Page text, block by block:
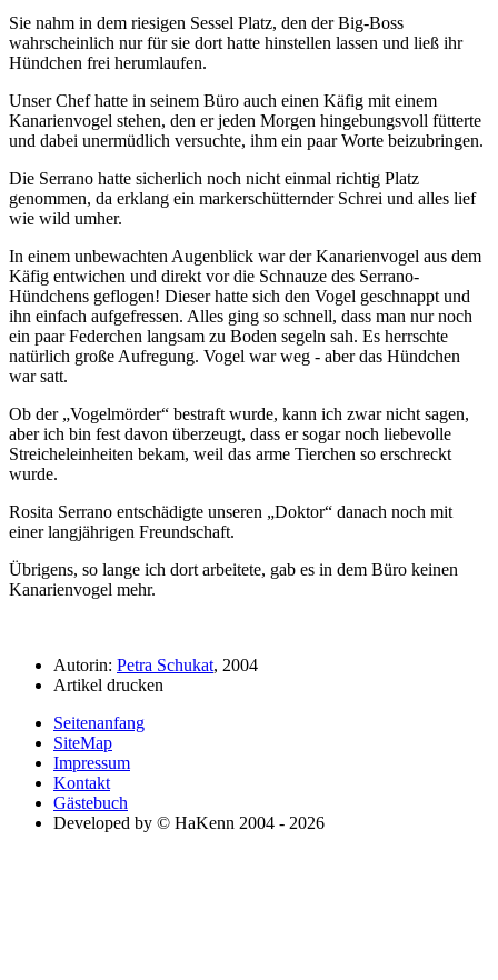
Sie nahm in dem riesigen Sessel Platz, den der Big-Boss
wahrscheinlich nur für sie dort hatte hinstellen lassen und ließ ihr
Hündchen frei herumlaufen.
Unser Chef hatte in seinem Büro auch einen Käfig mit einem
Kanarienvogel stehen, den er jeden Morgen hingebungsvoll fütterte
und dabei unermüdlich versuchte, ihm ein paar Worte beizubringen.
Die Serrano hatte sicherlich noch nicht einmal richtig Platz
genommen, da erklang ein markerschütternder Schrei und alles lief
wie wild umher.
In einem unbewachten Augenblick war der Kanarienvogel aus dem
Käfig entwichen und direkt vor die Schnauze des Serrano-
Hündchens geflogen! Dieser hatte sich den Vogel geschnappt und
ihn einfach aufgefressen. Alles ging so schnell, dass man nur noch
ein paar Federchen langsam zu Boden segeln sah. Es herrschte
natürlich große Aufregung. Vogel war weg - aber das Hündchen
war satt.
Ob der Vogelmörder
bestraft wurde, kann ich zwar nicht sagen,
aber ich bin fest davon überzeugt, dass er sogar noch liebevolle
Streicheleinheiten bekam, weil das arme Tierchen so erschreckt
wurde.
Rosita Serrano entschädigte unseren
Doktor
danach noch mit
einer langjährigen Freundschaft.
Übrigens, so lange ich dort arbeitete, gab es in dem Büro keinen
Kanarienvogel mehr.
Autorin: Petra Schukat, 2004
Artikel drucken
Seitenanfang
SiteMap
Impressum
Kontakt
Gästebuch
Developed by © HaKenn 2004 - 2026